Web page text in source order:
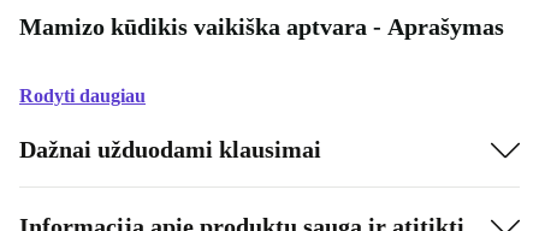
Mamizo kūdikis vaikiška aptvara - Aprašymas
Rodyti daugiau
Dažnai užduodami klausimai
Informacija apie produktų saugą ir atitiktį